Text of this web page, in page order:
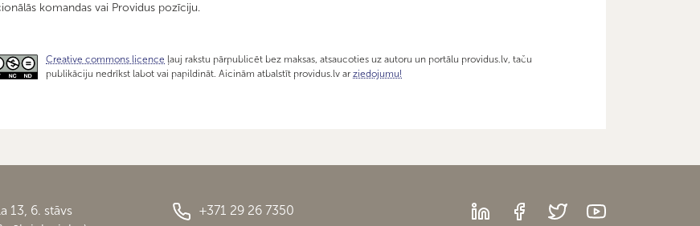
komandas vai Providus pozīciju.
Creative commons licence ļauj rakstu pārpublicēt bez maksas, atsaucoties uz autoru un portālu providus.lv, taču
publikāciju nedrīkst labot vai papildināt. Aicinām atbalstīt providus.lv ar ziedojumu!
13, 6. stāvs
+371 29 26 7350